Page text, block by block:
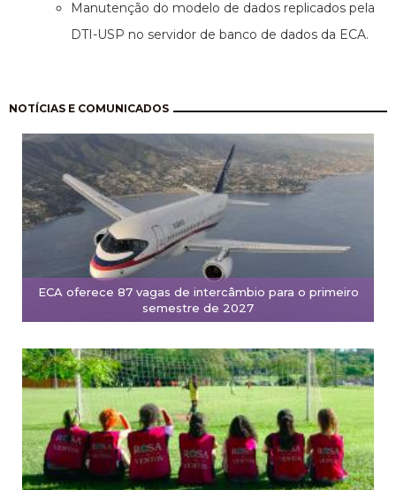
Manutenção do modelo de dados replicados pela
DTI-USP no servidor de banco de dados da ECA.
NOTÍCIAS E COMUNICADOS
ECA oferece 87 vagas de intercâmbio para o primeiro
semestre de 2027
Paginação